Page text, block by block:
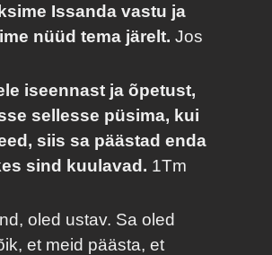
Issanda vastu ja
nüüd tema järelt.Jos
iseennast ja õpetust,
sellesse püsima, kui
siis sa päästad enda
sind kuulavad. 1Tm
oled ustav. Sa oled
et meid päästa, et